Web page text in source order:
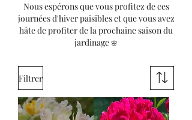
Nous espérons que vous profitez de ces
journées d'hiver paisibles et que vous avez
hâte de profiter de la prochaine saison du
jardinage 🌸
Filtrer